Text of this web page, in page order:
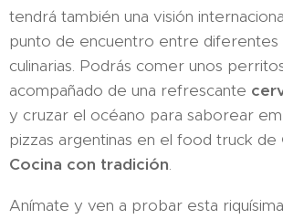
tendrá también una visión
punto de encuentro entre diferentes
culinarias. Podrás comer unos
acompañado de una refrescante
y cruzar el océano para saborear
pizzas argentinas en el food truck de
Cocina con tradición.
Anímate y ven a probar esta